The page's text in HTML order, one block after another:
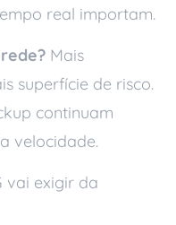
real importam.
Mais
superfície de risco.
continuam
velocidade.
vai exigir da